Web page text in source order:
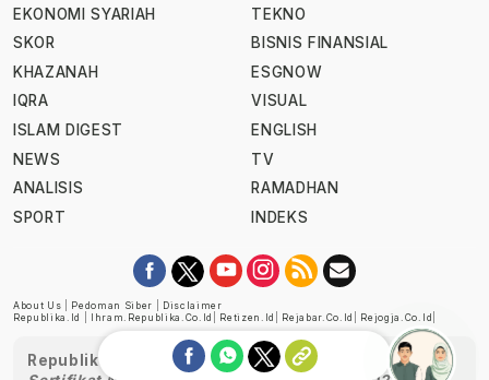
EKONOMI SYARIAH
SKOR
KHAZANAH
IQRA
ISLAM DIGEST
NEWS
ANALISIS
SPORT
TEKNO
BISNIS FINANSIAL
ESGNOW
VISUAL
ENGLISH
TV
RAMADHAN
INDEKS
About Us Pedoman Siber
Disclaimer
Republika.id
Ihram.republika.co.id Retizen.id Rejabar.co.id Rejogja.co.id
Republika telah diverifikasi oleh Dewan Pers